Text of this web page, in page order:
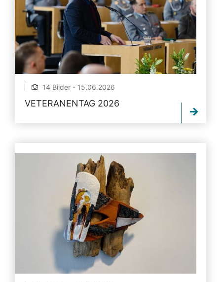
14 Bilder - 15.06.2026
VETERANENTAG 2026